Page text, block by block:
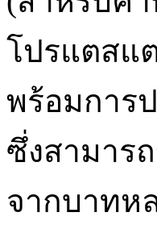
โปรแตสแ
พร้อมการ
ซึ่งสามาร
จากบาทห